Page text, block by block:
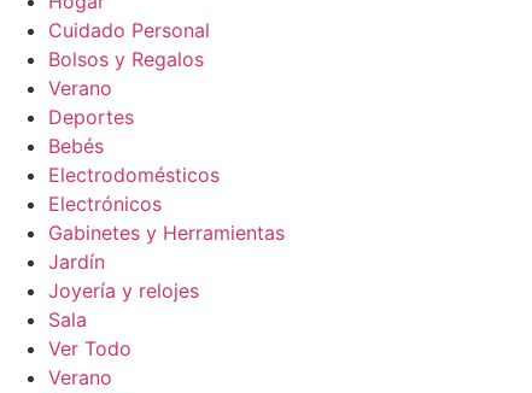
Cuidado Personal
Bolsos y Regalos
Verano
Deportes
Bebés
Electrodomésticos
Electrónicos
Gabinetes y Herramientas
Jardín
Joyería y relojes
Sala
Ver Todo
Verano